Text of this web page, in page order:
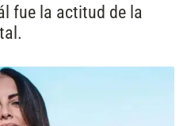
fue la actitud de la